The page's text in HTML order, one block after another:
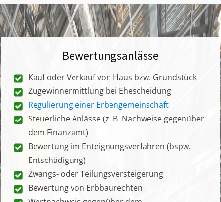
Bewertungsanlässe
Kauf oder Verkauf von Haus bzw. Grundstück
Zugewinnermittlung bei Ehescheidung
Regulierung einer Erbengemeinschaft
Steuerliche Anlässe (z. B. Nachweise gegenüber
dem Finanzamt)
Bewertung im Enteignungsverfahren (bspw.
Entschädigung)
Zwangs- oder Teilungsversteigerung
Bewertung von Erbbaurechten